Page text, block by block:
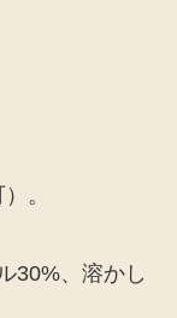
。
30%、溶かし